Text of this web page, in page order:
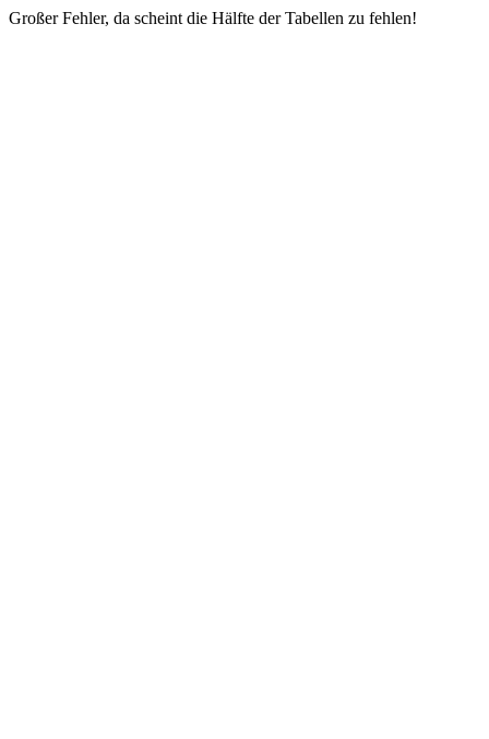
Großer Fehler, da scheint die Hälfte der Tabellen zu fehlen!